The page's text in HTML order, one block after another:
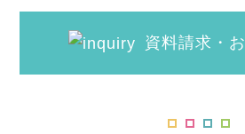
資料請求・